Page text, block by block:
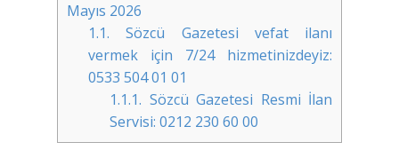
Mayıs 2026
1.1. Sözcü Gazetesi vefat ilanı
vermek için 7/24 hizmetinizdeyiz:
0533 504 01 01
1.1.1. Sözcü Gazetesi Resmi İlan
Servisi: 0212 230 60 00